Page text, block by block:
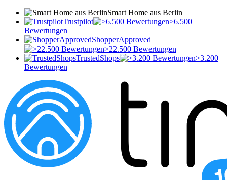
Smart Home aus Berlin
Trustpilot
>6.500
Bewertungen
ShopperApproved
>22.500 Bewertungen
TrustedShops
>3.200
Bewertungen